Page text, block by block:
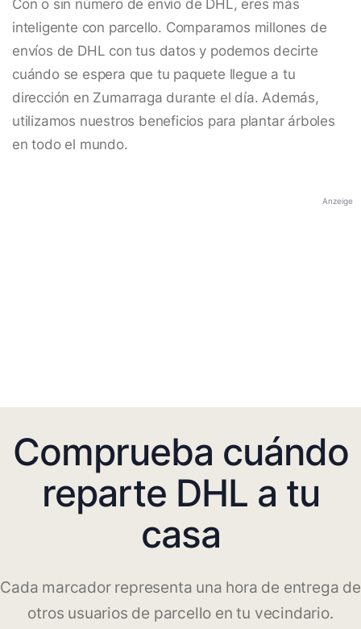
Con o sin número de envío de DHL, eres más
inteligente con parcello. Comparamos millones de
envíos de DHL con tus datos y podemos decirte
cuándo se espera que tu paquete llegue a tu
dirección en Zumarraga durante el día. Además,
utilizamos nuestros beneficios para plantar árboles
en todo el mundo.
Anzeige
Comprueba cuándo
reparte DHL a tu
casa
Cada marcador representa una hora de entrega de
otros usuarios de parcello en tu vecindario.